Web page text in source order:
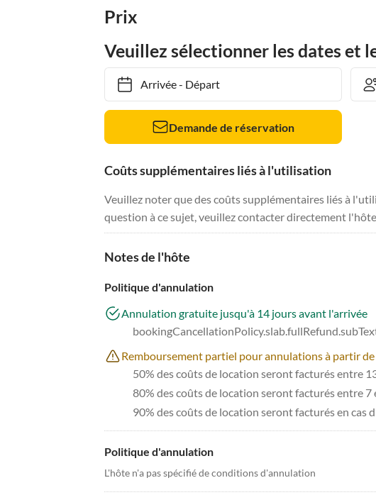
Prix
Veuillez sélectionner les dates et
Arrivée- Départ
Demande de réservation
Coûts supplémentaires liés à l'utilisation
Veuillez noter que des coûts supplémentaires liés à
question à ce sujet, veuillez contacter directement
Notes de l'hôte
Politique d'annulation
Annulation gratuite jusqu'à 14 jours avant l'arrivée
Remboursement partiel pour annulations à partir
50% des coûts de location seront facturés entre
80% des coûts de location seront facturés entre
90% des coûts de location seront facturés en cas
Politique d'annulation
L'hôte n'a pas spécifié de conditions d'annulation